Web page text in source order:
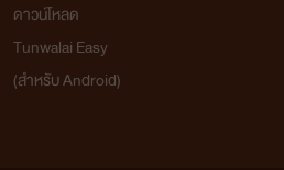
ดาวน์โหลด
Tunwalai Easy
(สำหรับ Android)